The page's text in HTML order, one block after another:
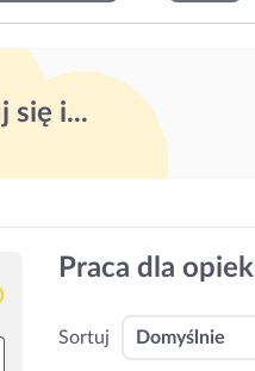
się i...
Praca dla
Sortuj